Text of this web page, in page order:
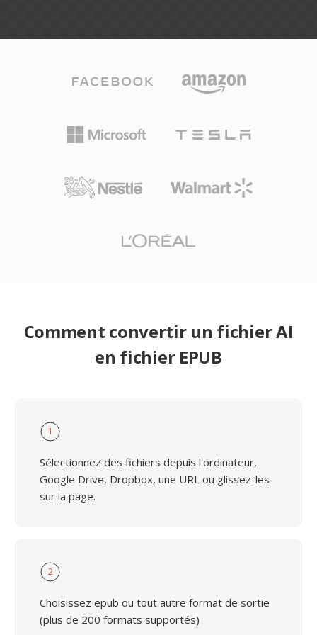
Comment convertir un fichier AI
en fichier EPUB
1
Sélectionnez des fichiers depuis l'ordinateur,
Google Drive, Dropbox, une URL ou glissez-les
sur la page.
2
Choisissez epub ou tout autre format de sortie
(plus de 200 formats supportés)